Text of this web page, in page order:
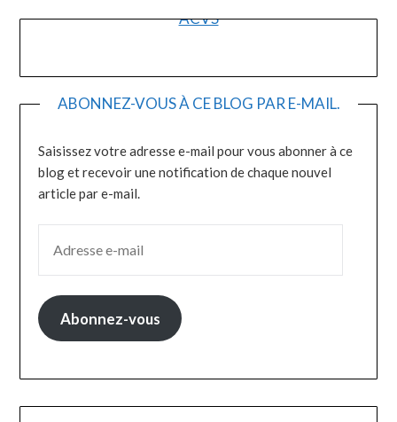
ACVS
ABONNEZ-VOUS À CE BLOG PAR E-MAIL.
Saisissez votre adresse e-mail pour vous abonner à ce
blog et recevoir une notification de chaque nouvel
article par e-mail.
Abonnez-vous